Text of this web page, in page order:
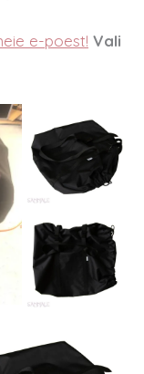
e-poest! Vali